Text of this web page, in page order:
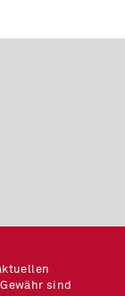
sind